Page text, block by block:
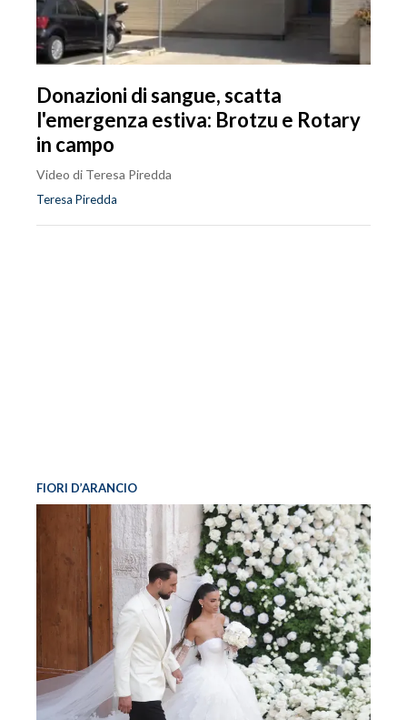
Donazioni di sangue, scatta
l'emergenza estiva: Brotzu e Rotary
in campo
Video di Teresa Piredda
Teresa Piredda
FIORI D’ARANCIO